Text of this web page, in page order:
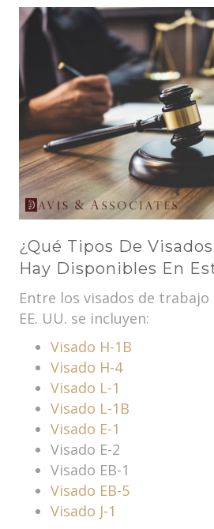
¿Qué Tipos De
Hay Disponibles En
Entre los visados de trabajo
EE. UU. se incluyen:
Visado H-1B
Visado H-4
Visado L-1
Visado L-1B
Visado E-1
Visado E-2
Visado EB-1
Visado EB-5
Visado J-1